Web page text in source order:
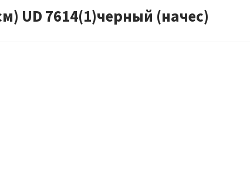
UD 7614(1)черный (начес)